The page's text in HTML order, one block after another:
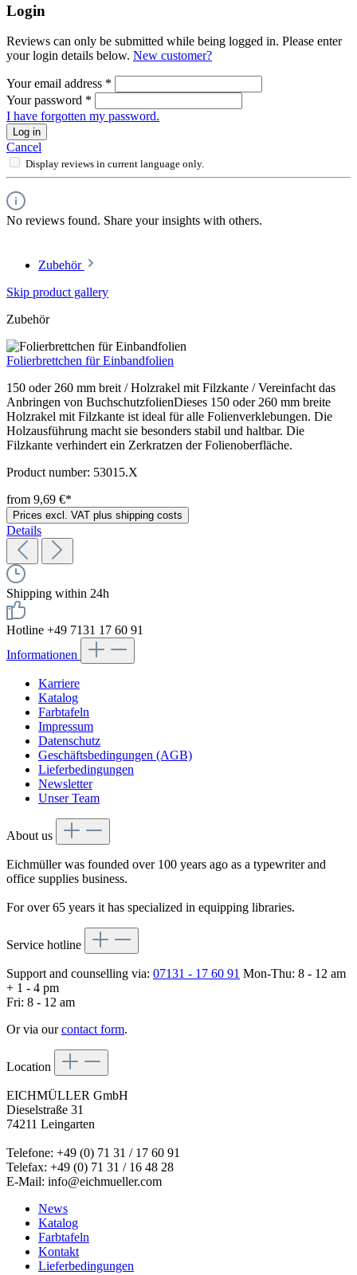
Login
Reviews can only be submitted while being logged in. Please enter
your login details below. New customer?
Your email address *
Your password *
I have forgotten my password.
Log in
Cancel
Display reviews in current language only.
No reviews found. Share your insights with others.
Zubehör
Skip product gallery
Zubehör
Folierbrettchen für Einbandfolien
150 oder 260 mm breit / Holzrakel mit Filzkante / Vereinfacht das
Anbringen von BuchschutzfolienDieses 150 oder 260 mm breite
Holzrakel mit Filzkante ist ideal für alle Folienverklebungen. Die
Holzausführung macht sie besonders stabil und haltbar. Die
Filzkante verhindert ein Zerkratzen der Folienoberfläche.
Product number: 53015.X
from 9,69 €*
Prices excl. VAT plus shipping costs
Details
Shipping within 24h
Hotline +49 7131 17 60 91
Informationen
Karriere
Katalog
Farbtafeln
Impressum
Datenschutz
Geschäftsbedingungen (AGB)
Lieferbedingungen
Newsletter
Unser Team
About us
Eichmüller was founded over 100 years ago as a typewriter and
office supplies business.
For over 65 years it has specialized in equipping libraries.
Service hotline
Support and counselling via: 07131 - 17 60 91 Mon-Thu: 8 - 12 am
+ 1 - 4 pm
Fri: 8 - 12 am
Or via ourcontact form.
Location
EICHMÜLLER GmbH
Dieselstraße 31
74211 Leingarten
Telefone: +49 (0) 71 31 / 17 60 91
Telefax: +49 (0) 71 31 / 16 48 28
E-Mail: info@eichmueller.com
News
Katalog
Farbtafeln
Kontakt
Lieferbedingungen